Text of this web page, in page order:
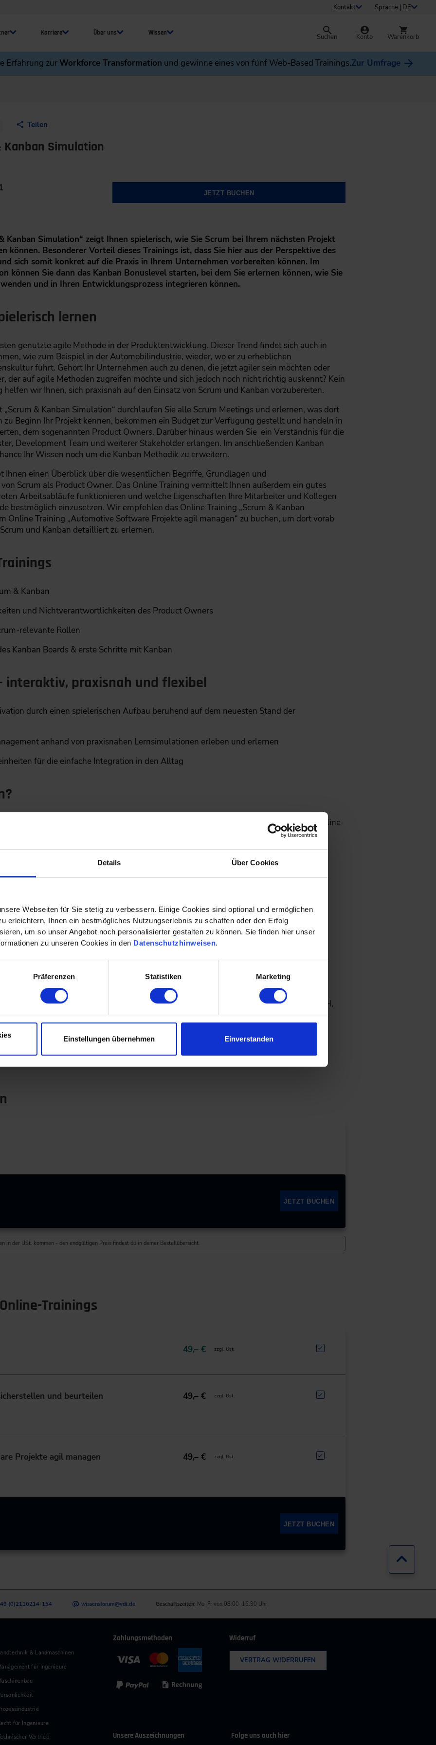
Details Über Cookies
Webseiten für Sie stetig zu verbessern. Einige Cookies sind optional und ermöglichen
erleichtern, Ihnen ein bestmögliches Nutzungserlebnis zu schaffen oder den Erfolg
um so unser Angebot noch personalisierter gestalten zu können. Sie finden hier unser
zu unseren Cookies in den Datenschutzhinweisen.
Präferenzen Statistiken Marketing
Einstellungen übernehmen Einverstanden
Kontakt Sprache | DE
Karriere Über uns Wissen Suchen Konto Warenkorb
Erfahrung zurWorkforce Transformation und gewinne eines von fünf Web-Based Trainings.Zur Umfrage
Teilen
Kanban Simulation
JETZT BUCHEN
Kanban Simulation“ zeigt Ihnen spielerisch, wie Sie Scrum bei Ihrem nächsten Projekt
können. Besonderer Vorteil dieses Trainings ist, dass Sie hier aus der Perspektive des
sich somit konkret auf die Praxis in Ihrem Unternehmen vorbereiten können. Im
können Sie dann das Kanban Bonuslevel starten, bei dem Sie erlernen können, wie Sie
und in Ihren Entwicklungsprozess integrieren können.
lernen
genutzte agile Methode in der Produktentwicklung. Dieser Trend findet sich auch in
wie zum Beispiel in der Automobilindustrie, wieder, wo er zu erheblichen
führt. Gehört Ihr Unternehmen auch zu denen, die jetzt agiler sein möchten oder
der auf agile Methoden zugreifen möchte und sich jedoch noch nicht richtig auskennt? Kein
wir Ihnen, sich praxisnah auf den Einsatz von Scrum und Kanban vorzubereiten.
& Kanban Simulation“ durchlaufen Sie alle Scrum Meetings und erlernen, was dort
Beginn Ihr Projekt kennen, bekommen ein Budget zur Verfügung gestellt und handeln in
dem sogenannten Product Owners. Darüber hinaus werden Sie ein Verständnis für die
Development Team und weiterer Stakeholder erlangen. Im anschließenden Kanban
Ihr Wissen noch um die Kanban Methodik zu erweitern.
Ihnen einen Überblick über die wesentlichen Begriffe, Grundlagen und
Scrum als Product Owner. Das Online Training vermittelt Ihnen außerdem ein gutes
Arbeitsabläufe funktionieren und welche Eigenschaften Ihre Mitarbeiter und Kollegen
bestmöglich einzusetzen. Wir empfehlen das Online Training „Scrum & Kanban
Online Training „Automotive Software Projekte agil managen“ zu buchen, um dort vorab
und Kanban detailliert zu erlernen.
& Kanban
und Nichtverantwortlichkeiten des Product Owners
relevante Rollen
Kanban Boards & erste Schritte mit Kanban
interaktiv, praxisnah und flexibel
durch einen spielerischen Aufbau beruhend auf dem neuesten Stand der
anhand von praxisnahen Lernsimulationen erleben und erlernen
für die einfache Integration in den Alltag
des VDI Wissensforums „ Automotive Software Project Management“ mit dem Online
richtet sich an Fach- und Führungskräfte aus der Automobilbranche und der
und Software Projektmanagement befassen. Angesprochen sind insbesondere:
E/E-Systeme
konzipiert?
Management,Jinq-Ching Vuong
, Innovation Manager, beide VDI Wissensforum GmbH,
Bertrandt Technologie GmbH.
JETZT BUCHEN
in der USt. kommen - den endgültigen Preis findest du in deiner Bestellübersicht.
Trainings
49,– € zzgl. Ust.
und beurteilen 49,– € zzgl. Ust.
Projekte agil managen 49,– € zzgl. Ust.
JETZT BUCHEN
(0)2116214-154 wissensforum@vdi.de Geschäftszeiten: Mo–Fr von 08:00–16:30 Uhr
& Landmaschinen
für Ingenieure
für Ingenieure
Vertrieb
Zahlungsmethoden Widerruf
VERTRAG WIDERRUFEN
Unsere Auszeichnungen Folge uns auch hier